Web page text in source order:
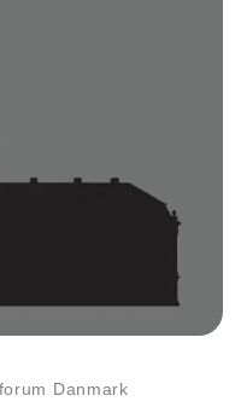
Danmark